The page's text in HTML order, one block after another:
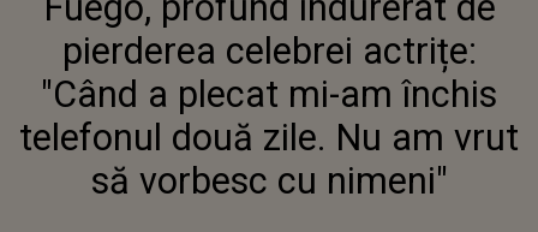
VRUT SĂ VORBESC CU NIMENI"
pierderea celebrei actrițe:
"Când a plecat mi-am închis
telefonul două zile. Nu am vrut
să vorbesc cu nimeni"